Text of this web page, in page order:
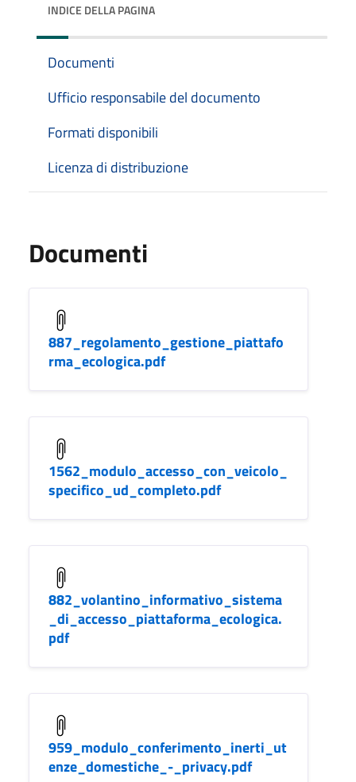
INDICE DELLA PAGINA
Documenti
Ufficio responsabile del documento
Formati disponibili
Licenza di distribuzione
Documenti
887_regolamento_gestione_piattafo
rma_ecologica.pdf
1562_modulo_accesso_con_veicolo_
specifico_ud_completo.pdf
882_volantino_informativo_sistema
_di_accesso_piattaforma_ecologica.
pdf
959_modulo_conferimento_inerti_ut
enze_domestiche_-_privacy.pdf